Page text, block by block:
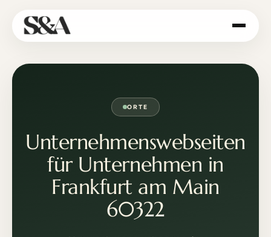
ORTE
Unternehmenswebseiten
für Unternehmen in
Frankfurt am Main
60322